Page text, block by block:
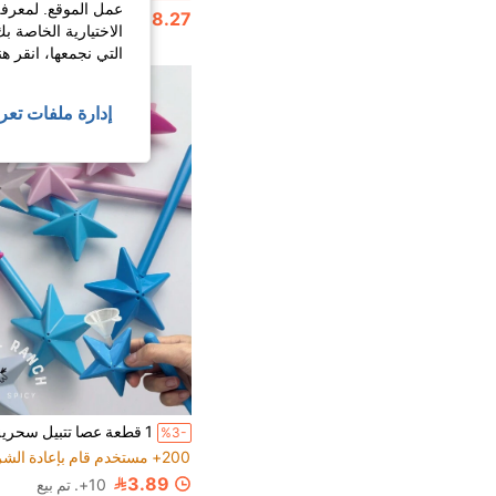
18.27
%3-
200+ مستخدم قام بإعادة الشراء
3.89 10+. تم بيع
عمل الموقع.
الاختيارية
التي نجمعها، انقر
إدارة ملفات